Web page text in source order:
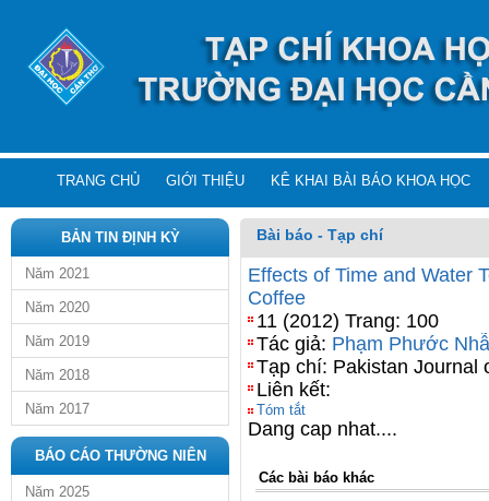
TRANG CHỦ GIỚI THIỆU KÊ KHAI BÀI BÁO KHOA HỌC
BẢN TIN ĐỊNH KỲ
Năm 2021
Năm 2020
Năm 2019
Năm 2018
Năm 2017
BÁO CÁO THƯỜNG NIÊN
Năm 2025
Bài báo - Tạp chí
Effects of Time and Water
Coffee
11 (2012) Trang: 100
Tác giả: Phạm Phước
Tạp chí: Pakistan Journal
Liên kết:
Tóm tắt
Dang cap nhat....
Các bài báo khác